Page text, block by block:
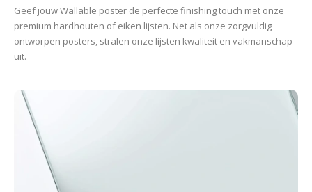
Geef jouw Wallable poster de perfecte finishing touch met onze
premium hardhouten of eiken lijsten. Net als onze zorgvuldig
ontworpen posters, stralen onze lijsten kwaliteit en vakmanschap
uit.